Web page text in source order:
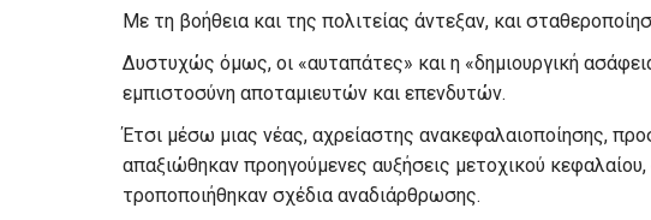
Με τη βοήθεια και της πολιτείας άντεξαν, και
Δυστυχώς όμως, οι «αυταπάτες» και η «δημιουργική
εμπιστοσύνη αποταμιευτών και επενδυτών.
Έτσι μέσω μιας νέας, αχρείαστης ανακεφαλαιοποίησης,
απαξιώθηκαν προηγούμενες αυξήσεις μετοχικού κεφαλαίου,
τροποποιήθηκαν σχέδια αναδιάρθρωσης.